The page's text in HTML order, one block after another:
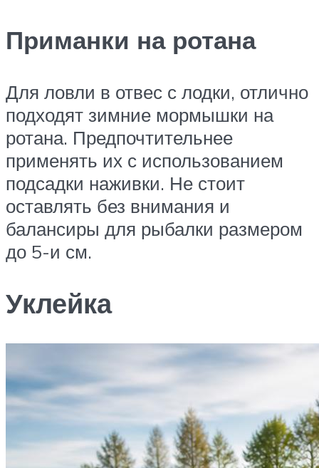
Приманки на ротана
Для ловли в отвес с лодки, отлично
подходят зимние мормышки на
ротана. Предпочтительнее
применять их с использованием
подсадки наживки. Не стоит
оставлять без внимания и
балансиры для рыбалки размером
до 5-и см.
Уклейка